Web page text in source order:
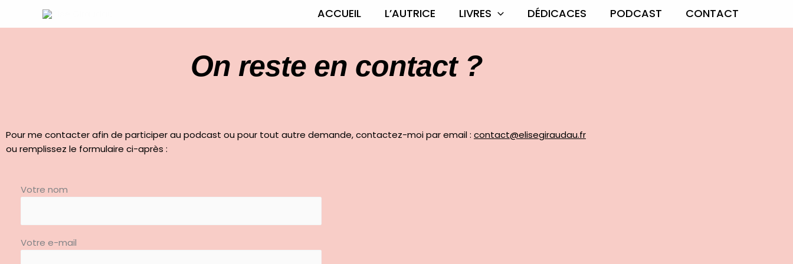
ACCUEIL L’AUTRICE LIVRES DÉDICACES PODCAST CONTACT
On reste en contact ?
Pour me contacter afin de participer au podcast ou pour tout autre demande, contactez-moi par email : contact@elisegiraudau.fr
ou remplissez le formulaire ci-après :
Votre nom
Votre e-mail